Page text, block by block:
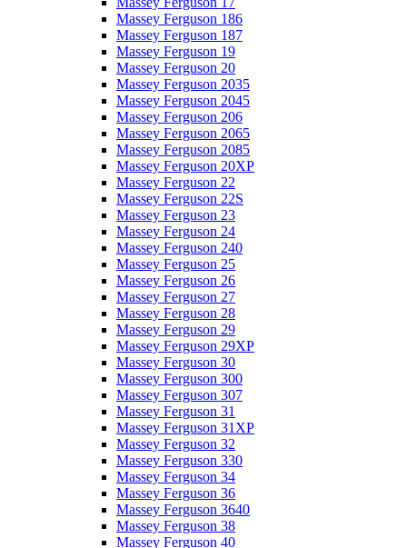
Massey Ferguson 186
Massey Ferguson 187
Massey Ferguson 19
Massey Ferguson 20
Massey Ferguson 2035
Massey Ferguson 2045
Massey Ferguson 206
Massey Ferguson 2065
Massey Ferguson 2085
Massey Ferguson 20XP
Massey Ferguson 22
Massey Ferguson 22S
Massey Ferguson 23
Massey Ferguson 24
Massey Ferguson 240
Massey Ferguson 25
Massey Ferguson 26
Massey Ferguson 27
Massey Ferguson 28
Massey Ferguson 29
Massey Ferguson 29XP
Massey Ferguson 30
Massey Ferguson 300
Massey Ferguson 307
Massey Ferguson 31
Massey Ferguson 31XP
Massey Ferguson 32
Massey Ferguson 330
Massey Ferguson 34
Massey Ferguson 36
Massey Ferguson 3640
Massey Ferguson 38
Massey Ferguson 40